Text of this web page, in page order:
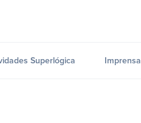
Superlógica Imprensa